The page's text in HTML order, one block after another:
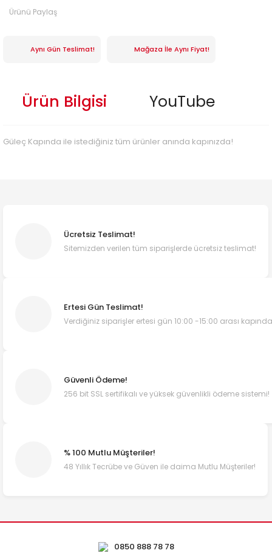
Ürünü Paylaş
Aynı Gün Teslimat! Mağaza İle Aynı Fiyat!
Ürün Bilgisi YouTube
Güleç Kapında ile istediğiniz tüm ürünler anında kapınızda!
Ücretsiz Teslimat!
Sitemizden verilen tüm siparişlerde ücretsiz teslimat!
Ertesi Gün Teslimat!
Verdiğiniz siparişler ertesi gün 10:00 -15:00 arası
Güvenli Ödeme!
256 bit SSL sertifikalı ve yüksek güvenlikli ödeme sistemi!
% 100 Mutlu Müşteriler!
48 Yıllık Tecrübe ve Güven ile daima Mutlu Müşteriler!
0850 888 78 78